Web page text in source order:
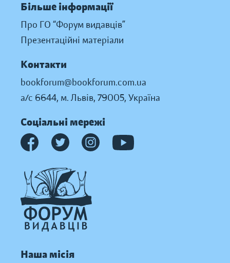
Більше інформації
Про ГО “Форум видавців”
Презентаційні матеріали
Контакти
bookforum@bookforum.com.ua
а/с 6644, м. Львів, 79005, Україна
Соціальні мережі
Наша місія